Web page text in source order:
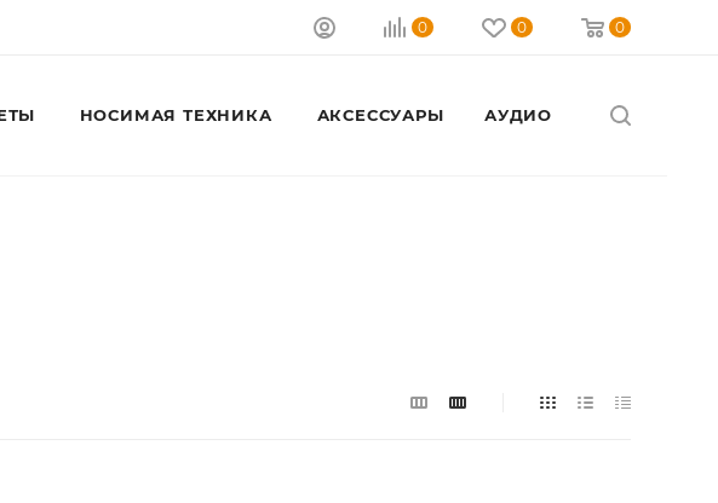
0 0 0
НОСИМАЯ ТЕХНИКА АКСЕССУАРЫ АУДИО